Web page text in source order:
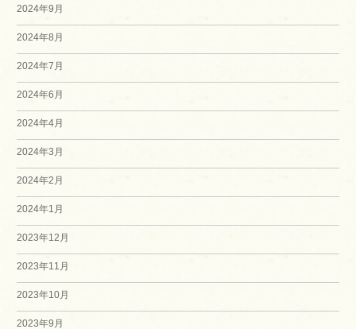
2024年9月
2024年8月
2024年7月
2024年6月
2024年4月
2024年3月
2024年2月
2024年1月
2023年12月
2023年11月
2023年10月
2023年9月